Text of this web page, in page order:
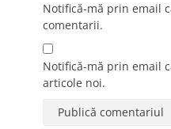
Notifică-mă prin email
comentarii.
Notifică-mă prin email
articole noi.